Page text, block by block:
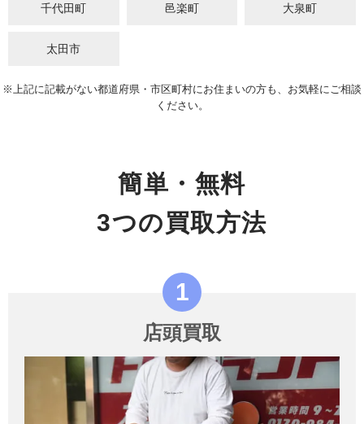
千代田町 邑楽町 大泉町
太田市
※上記に記載がない都道府県・市区町村にお住まいの方も、お気軽にご相談
ください。
簡単・無料
3つの買取方法
店頭買取